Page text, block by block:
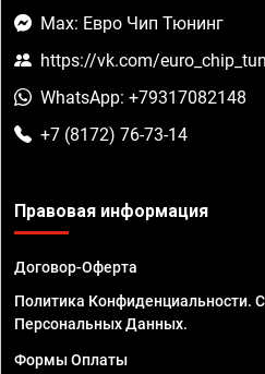
Max: Евро Чип Тюнинг
https://vk.com/
WhatsApp: +79317082148
+7 (8172) 76-73-14
Правовая информация
Договор-Оферта
Политика Конфиденциальности.
Персональных Данных.
Формы Оплаты